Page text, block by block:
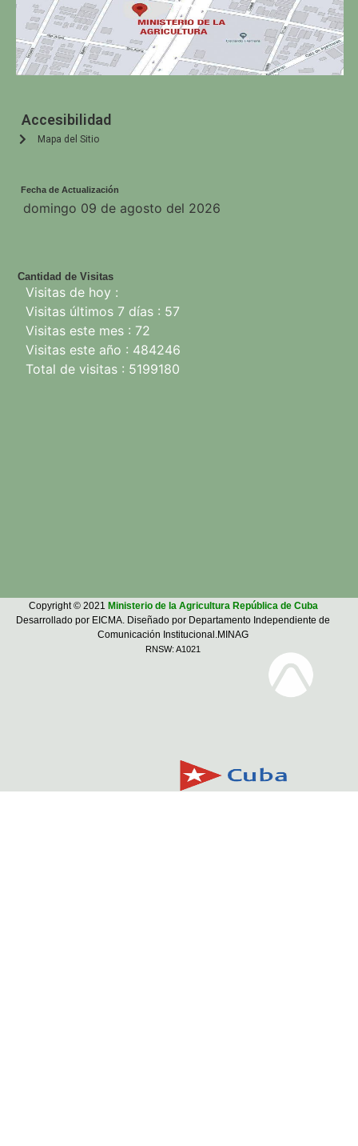
Accesibilidad
Mapa del Sitio
Fecha de Actualización
Cantidad de Visitas
Visitas de hoy :
Visitas últimos 7 días : 57
Visitas este mes : 72
Visitas este año : 484246
Total de visitas : 5199180
domingo 09 de agosto del 2026
Copyright © 2021 Ministerio de la Agricultura República de Cuba
Desarrollado por EICMA. Diseñado por Departamento Independiente de
Comunicación Institucional.MINAG
RNSW: A1021